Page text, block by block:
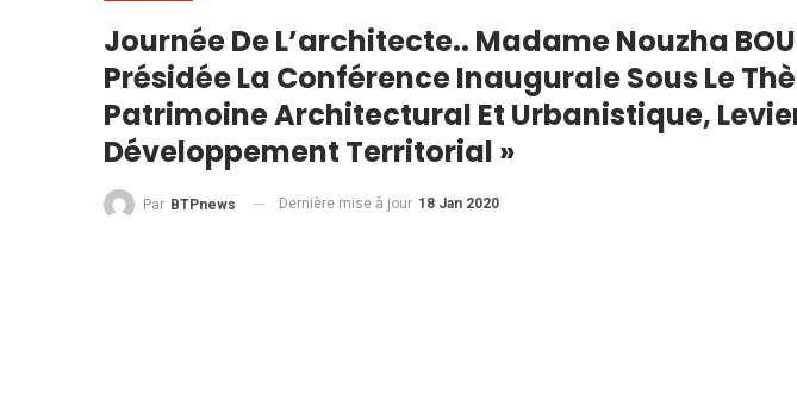
Journée De L’architecte.. Madame Nouzha
Présidée La Conférence Inaugurale Sous Le
Patrimoine Architectural Et Urbanistique,
Développement Territorial »
Par BTPnews Dernière mise à jour 18 Jan 2020